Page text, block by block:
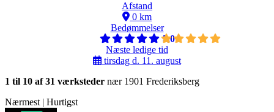
Afstand
0 km
Bedømmelser
5,0
Næste ledige tid
tirsdag d. 11. august
1 til 10 af 31 værksteder nær 1901 Frederiksberg
Nærmest | Hurtigst